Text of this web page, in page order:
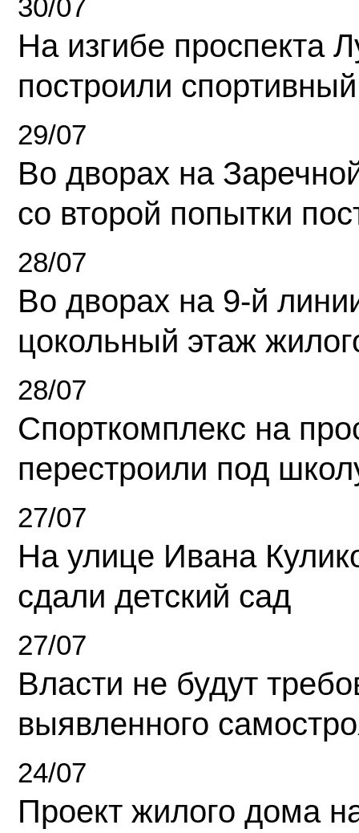
30/07
На изгибе проспекта
построили
29/07
Во дворах на
со второй попытки
28/07
Во дворах на 9-й
цокольный этаж
28/07
Спорткомплекс на
перестроили под
27/07
На улице Ивана
сдали детский сад
27/07
Власти не будут
выявленного
24/07
Проект жилого дома